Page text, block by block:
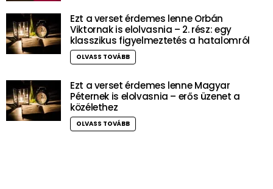
Ezt a verset érdemes lenne Orbán
Viktornak is elolvasnia – 2. rész: egy
klasszikus figyelmeztetés a hatalomról
OLVASS TOVÁBB
Ezt a verset érdemes lenne Magyar
Péternek is elolvasnia – erős üzenet a
közélethez
OLVASS TOVÁBB